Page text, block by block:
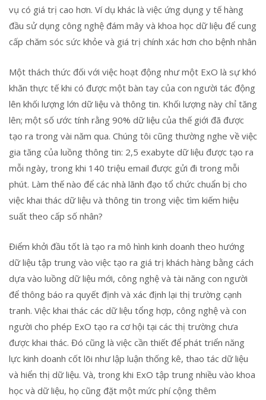
vụ có giá trị cao hơn. Ví dụ khác là việc ứng dụng y tế hàng
đầu sử dụng công nghệ đám mây và khoa học dữ liệu để cung
cấp chăm sóc sức khỏe và giá trị chính xác hơn cho bệnh nhân
Một thách thức đối với việc hoạt động như một ExO là sự khó
khăn thực tế khi có được một bàn tay của con người tác động
lên khối lượng lớn dữ liệu và thông tin. Khối lượng này chỉ tăng
lên; một số ước tính rằng 90% dữ liệu của thế giới đã được
tạo ra trong vài năm qua. Chúng tôi cũng thường nghe về việc
gia tăng của luồng thông tin: 2,5 exabyte dữ liệu được tạo ra
mỗi ngày, trong khi 140 triệu email được gửi đi trong mỗi
phút. Làm thế nào để các nhà lãnh đạo tổ chức chuẩn bị cho
việc khai thác dữ liệu và thông tin trong việc tìm kiếm hiệu
suất theo cấp số nhân?
Điểm khởi đầu tốt là tạo ra mô hình kinh doanh theo hướng
dữ liệu tập trung vào việc tạo ra giá trị khách hàng bằng cách
dựa vào luồng dữ liệu mới, công nghệ và tài năng con người
để thông báo ra quyết định và xác định lại thị trường cạnh
tranh. Việc khai thác các dữ liệu tổng hợp, công nghệ và con
người cho phép ExO tạo ra cơ hội tại các thị trường chưa
được khai thác. Đó cũng là việc cần thiết để phát triển năng
lực kinh doanh cốt lõi như lập luận thống kê, thao tác dữ liệu
và hiển thị dữ liệu. Và, trong khi ExO tập trung nhiều vào khoa
học và dữ liệu, họ cũng đặt một mức phí cộng thêm